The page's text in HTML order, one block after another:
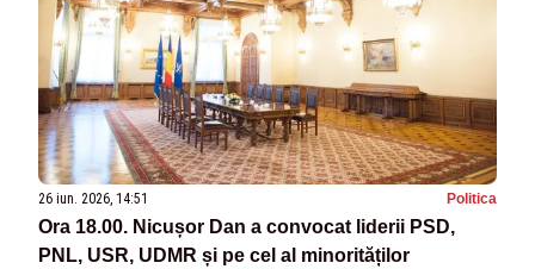
26 iun. 2026, 14:51 Politica
Ora 18.00. Nicușor Dan a convocat liderii PSD,
PNL, USR, UDMR și pe cel al minorităților